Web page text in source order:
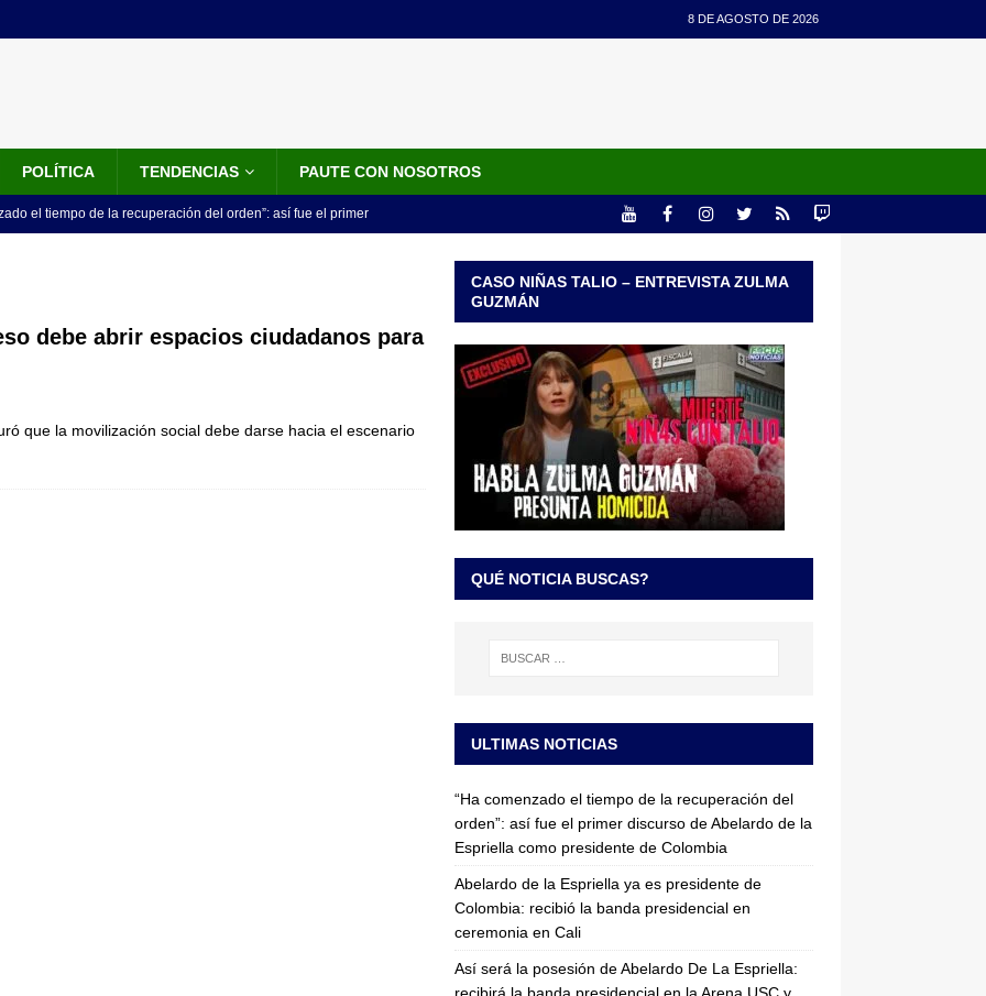
8 DE AGOSTO DE 2026
POLÍTICA TENDENCIAS PAUTE CON NOSOTROS
el tiempo de la recuperación del orden”: así fue el primer
la Espriella ya es presidente de Colombia: recibió la banda
LO ÚLTIMO
de Abelardo De La Espriella: recibirá la banda presidencial
en el Cantón Pichincha
no asistirá a la posesión de Abelardo de la Espriella y llama a
debe abrir espacios ciudadanos para
que la movilización social debe darse hacia el escenario
CASO NIÑAS TALIO – ENTREVISTA ZULMA
GUZMÁN
QUÉ NOTICIA BUSCAS?
ULTIMAS NOTICIAS
“Ha comenzado el tiempo de la recuperación del
orden”: así fue el primer discurso de Abelardo de la
Espriella como presidente de Colombia
Abelardo de la Espriella ya es presidente de
Colombia: recibió la banda presidencial en
ceremonia en Cali
Así será la posesión de Abelardo De La Espriella:
recibirá la banda presidencial en la Arena USC y